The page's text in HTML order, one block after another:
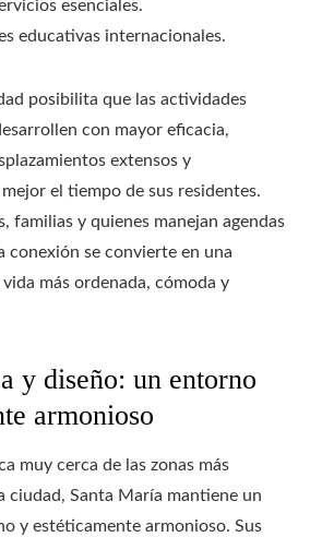
esenciales.
educativas internacionales.
posibilita que las actividades
con mayor eficacia,
extensos y
el tiempo de sus residentes.
familias y quienes manejan agendas
conexión se convierte en una
más ordenada, cómoda y
y diseño: un entorno
armonioso
muy cerca de las zonas más
ciudad, Santa María mantiene un
y estéticamente armonioso. Sus